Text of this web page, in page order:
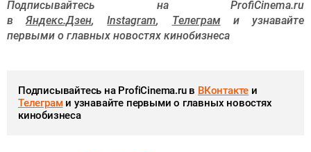
Подписывайтесь на ProfiCinema.ru
вЯндекс.Дзен,Instagram, Телеграм и узнавайте
первыми о главных новостях кинобизнеса
Подписывайтесь на ProfiCinema.ru в ВКонтакте и
Телеграми узнавайте первыми о главных новостях
кинобизнеса